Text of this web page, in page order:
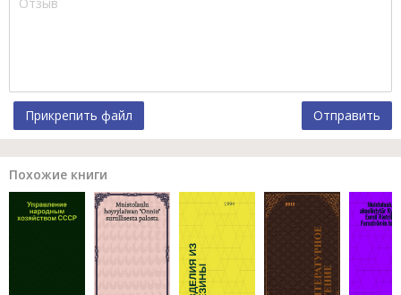
Прикрепить файл Отправить
Похожие книги